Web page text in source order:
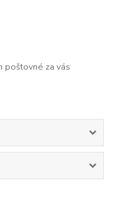
poštovné za vás